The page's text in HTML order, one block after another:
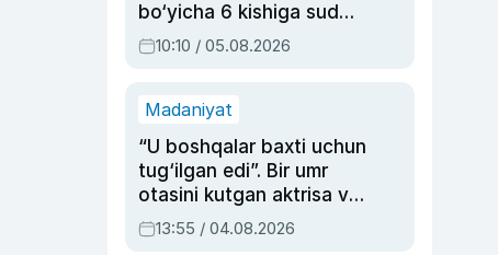
bo‘yicha 6 kishiga sud
hukmi o‘qildi
10:10 / 05.08.2026
Madaniyat
“U boshqalar baxti uchun
tug‘ilgan edi”. Bir umr
otasini kutgan aktrisa va
dublyaj ustasi Rimma
Ahmedovaning
13:55 / 04.08.2026